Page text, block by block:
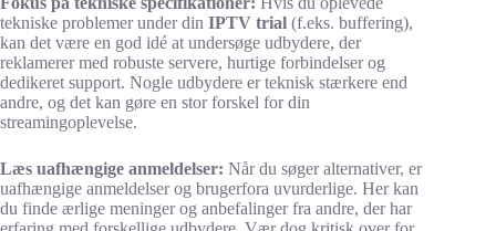
tekniske problemer under din IPTV trial (f.eks. buffering),
kan det være en god idé at undersøge udbydere, der
reklamerer med robuste servere, hurtige forbindelser og
dedikeret support. Nogle udbydere er teknisk stærkere end
andre, og det kan gøre en stor forskel for din
streamingoplevelse.
Læs uafhængige anmeldelser: Når du søger alternativer, er
uafhængige anmeldelser og brugerfora uvurderlige. Her kan
du finde ærlige meninger og anbefalinger fra andre, der har